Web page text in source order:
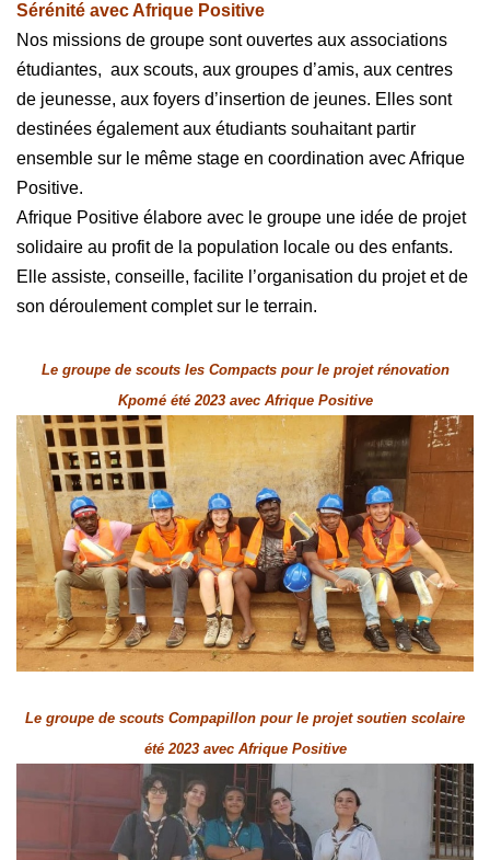
Sérénité avec Afrique Positive
Nos missions de groupe sont ouvertes aux associations
étudiantes, aux scouts, aux groupes d’amis, aux centres
de jeunesse, aux foyers d’insertion de jeunes. Elles sont
destinées également aux étudiants souhaitant partir
ensemble sur le même stage en coordination avec Afrique
Positive.
Afrique Positive élabore avec le groupe une idée de projet
solidaire au profit de la population locale ou des enfants.
Elle assiste, conseille, facilite l’organisation du projet et de
son déroulement complet sur le terrain.
Le groupe de scouts les Compacts pour le projet rénovation
Kpomé été 2023 avec Afrique Positive
Le groupe de scouts Compapillon pour le projet soutien scolaire
été 2023 avec Afrique Positive